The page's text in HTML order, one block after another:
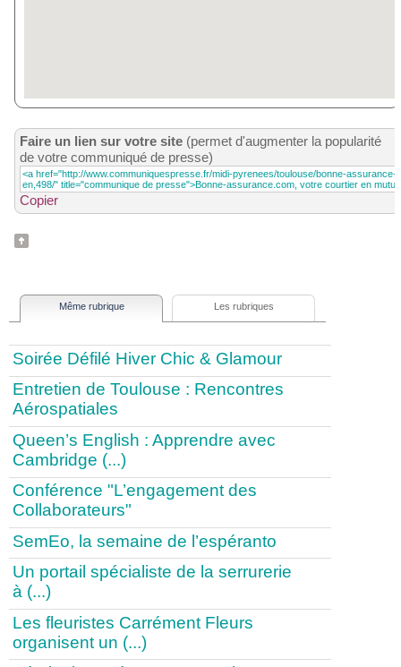
Faire un lien sur votre site (permet d'augmenter la popularité
de votre communiqué de presse)
Copier
Même rubrique Les rubriques
Soirée Défilé Hiver Chic & Glamour
Entretien de Toulouse : Rencontres
Aérospatiales
Queen’s English : Apprendre avec
Cambridge (...)
Conférence "L’engagement des
Collaborateurs"
SemEo, la semaine de l’espéranto
Un portail spécialiste de la serrurerie
à (...)
Les fleuristes Carrément Fleurs
organisent un (...)